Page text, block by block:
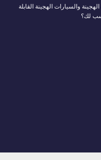
الهجينة القابلة